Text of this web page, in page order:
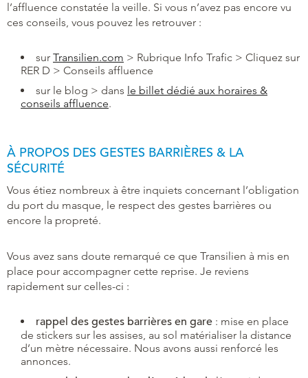
l’affluence constatée la veille. Si vous n’avez pas encore vu
ces conseils, vous pouvez les retrouver :
sur Transilien.com > Rubrique Info Trafic > Cliquez sur
RER D > Conseils affluence
sur le blog > dans le billet dédié aux horaires &
conseils affluence.
À PROPOS DES GESTES BARRIÈRES & LA
SÉCURITÉ
Vous étiez nombreux à être inquiets concernant l’obligation
du port du masque, le respect des gestes barrières ou
encore la propreté.
Vous avez sans doute remarqué ce que Transilien à mis en
place pour accompagner cette reprise. Je reviens
rapidement sur celles-ci :
rappel des gestes barrières en gare : mise en place
de stickers sur les assises, au sol matérialiser la distance
d’un mètre nécessaire. Nous avons aussi renforcé les
annonces.